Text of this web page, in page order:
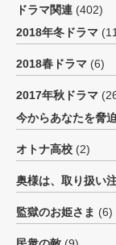
ドラマ関連 (402)
2018年冬ドラマ
2018春ドラマ (6)
2017年秋ドラマ
今からあなたを脅
オトナ高校 (2)
奥様は、取り扱い
監獄のお姫さま (6)